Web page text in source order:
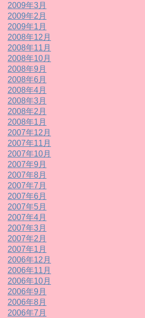
2009年3月
2009年2月
2009年1月
2008年12月
2008年11月
2008年10月
2008年9月
2008年6月
2008年4月
2008年3月
2008年2月
2008年1月
2007年12月
2007年11月
2007年10月
2007年9月
2007年8月
2007年7月
2007年6月
2007年5月
2007年4月
2007年3月
2007年2月
2007年1月
2006年12月
2006年11月
2006年10月
2006年9月
2006年8月
2006年7月